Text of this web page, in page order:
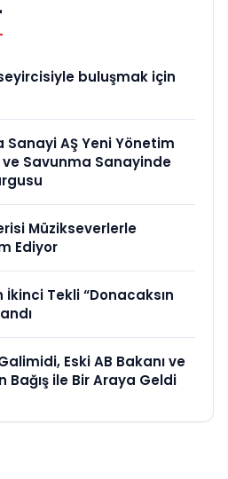
seyircisiyle buluşmak için
Sanayi AŞ Yeni Yönetim
ve Savunma Sanayinde
Müzikseverlerle
Ediyor
İkinci Tekli “Donacaksın
Eski AB Bakanı ve
Bağış ile Bir Araya Geldi